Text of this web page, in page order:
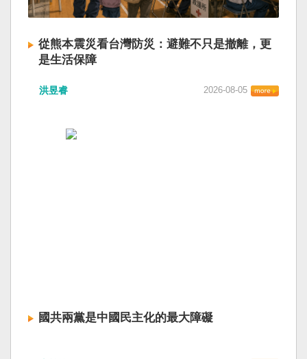
從熊本震災看台灣防災：避難不只是撤離，更
是生活保障
洪昱睿 2026-08-05
國共兩黨是中國民主化的最大障礙